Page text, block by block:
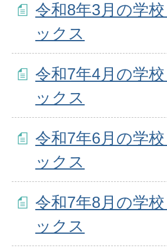
令和8年3月の学
ックス
令和7年4月の学
ックス
令和7年6月の学
ックス
令和7年8月の学
ックス